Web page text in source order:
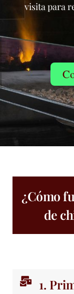
visita para
¿Cómo
de
1.